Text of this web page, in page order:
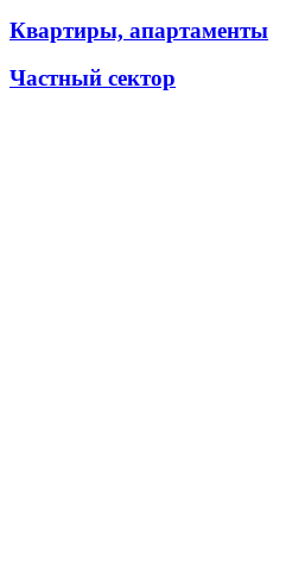
Квартиры, апартаменты
Частный сектор